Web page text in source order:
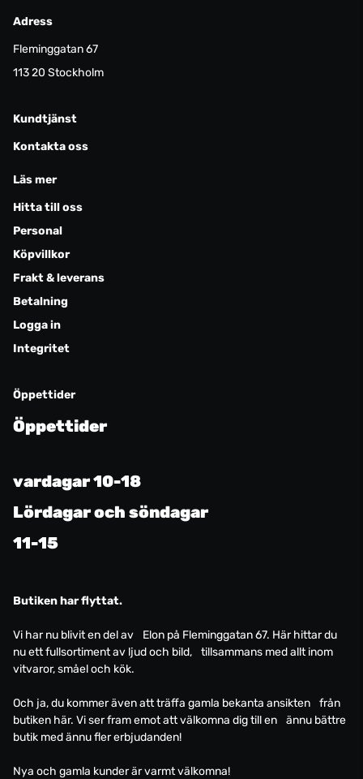
Adress
Fleminggatan 67
113 20 Stockholm
Kundtjänst
Kontakta oss
Läs mer
Hitta till oss
Personal
Köpvillkor
Frakt & leverans
Betalning
Logga in
Integritet
Öppettider
Öppettider
vardagar 10-18
Lördagar och söndagar
11-15
Butiken har flyttat.
Vi har nu blivit en del av Elon på Fleminggatan 67. Här hittar du
nu ett fullsortiment av ljud och bild, tillsammans med allt inom
vitvaror, småel och kök.
Och ja, du kommer även att träffa gamla bekanta ansikten från
butiken här. Vi ser fram emot att välkomna dig till en ännu bättre
butik med ännu fler erbjudanden!
Nya och gamla kunder är varmt välkomna!